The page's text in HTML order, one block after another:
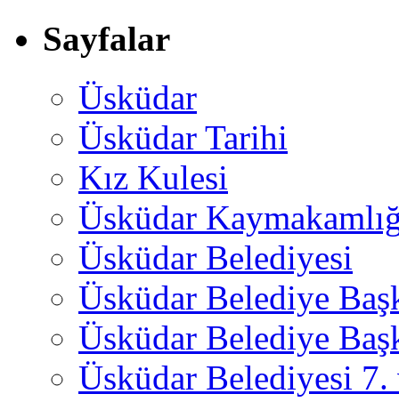
Sayfalar
Üsküdar
Üsküdar Tarihi
Kız Kulesi
Üsküdar
Üsküdar Belediyesi
Üsküdar Belediye
Üsküdar Belediye
Üsküdar Belediyesi